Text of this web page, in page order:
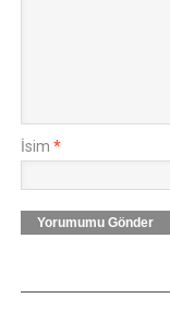
İsim *
Yorumumu Gönder